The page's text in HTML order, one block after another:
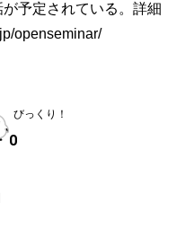
予定されている。詳細
openseminar/
びっくり！
0